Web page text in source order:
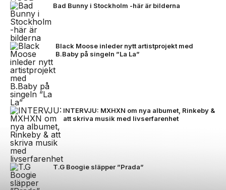
Bad Bunny i Stockholm -här är bilderna
Black Moose inleder nytt artistprojekt med
B.Baby på singeln ”La La”
INTERVJU: MXHXN om nya albumet, Rinkeby &
att skriva musik med livserfarenhet
T.G Boogie släpper ”Prada”